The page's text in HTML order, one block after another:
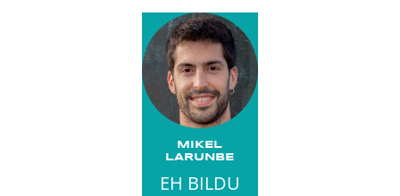
MIKEL
LARUNBE
EH BILDU